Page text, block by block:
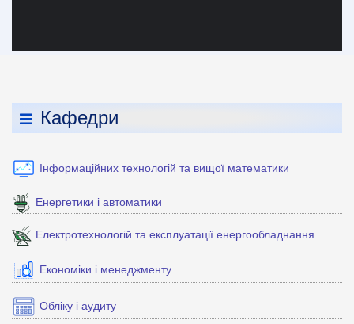
Кафедри
Інформаційних технологій та вищої математики
Енергетики і автоматики
Електротехнологій та експлуатації енергообладнання
Економіки і менеджменту
Обліку і аудиту